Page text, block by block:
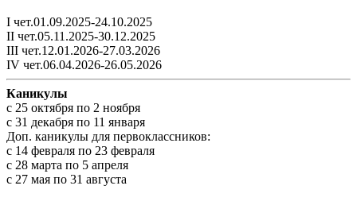
I чет.01.09.2025-24.10.2025
II чет.05.11.2025-30.12.2025
III чет.12.01.2026-27.03.2026
IV чет.06.04.2026-26.05.2026
Каникулы
c 25 октября по 2 ноября
c 31 декабря по 11 января
Доп. каникулы для первоклассников:
с 14 февраля по 23 февраля
с 28 марта по 5 апреля
с 27 мая по 31 августа